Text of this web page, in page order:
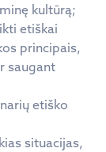
kultūrą;
etiškai
principais,
saugant
etiško
situacijas,